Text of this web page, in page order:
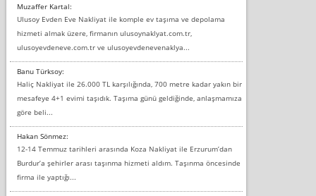
Muzaffer Kartal:
Ulusoy Evden Eve Nakliyat ile komple ev taşıma ve depolama
hizmeti almak üzere, firmanın ulusoynaklyat.com.tr,
ulusoyevdeneve.com.tr ve ulusoyevdenevenaklya...
Banu Türksoy:
Haliç Nakliyat ile 26.000 TL karşılığında, 700 metre kadar yakın bir
mesafeye 4+1 evimi taşıdık. Taşıma günü geldiğinde, anlaşmamıza
göre beli...
Hakan Sönmez:
12-14 Temmuz tarihleri arasında Koza Nakliyat ile Erzurum’dan
Burdur’a şehirler arası taşınma hizmeti aldım. Taşınma öncesinde
firma ile yaptığı...